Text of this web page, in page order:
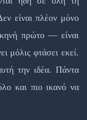
είναι πλέον μόνο
πρώτο — είναι
μόλις φτάσει εκεί.
την ιδέα. Πάντα
και πιο ικανό να